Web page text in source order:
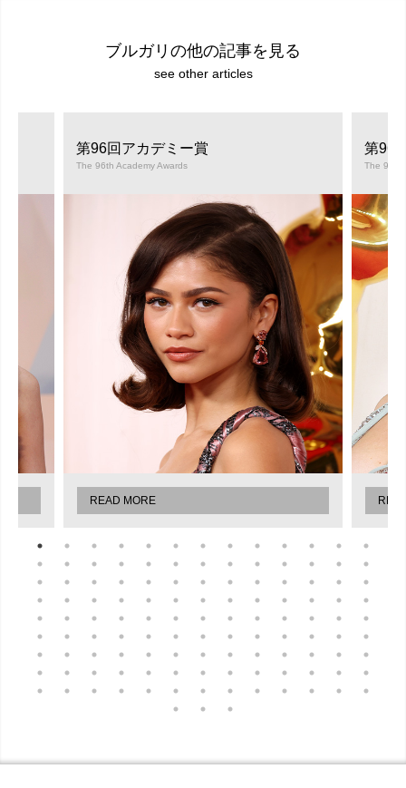
ブルガリの他の記事を見る
see other articles
第96回アカデミー賞
The 96th Academy Awards
READ MORE
第96
The 96th